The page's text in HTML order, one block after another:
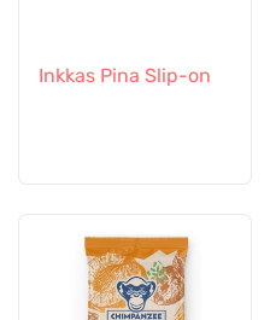
Inkkas Pina Slip-on